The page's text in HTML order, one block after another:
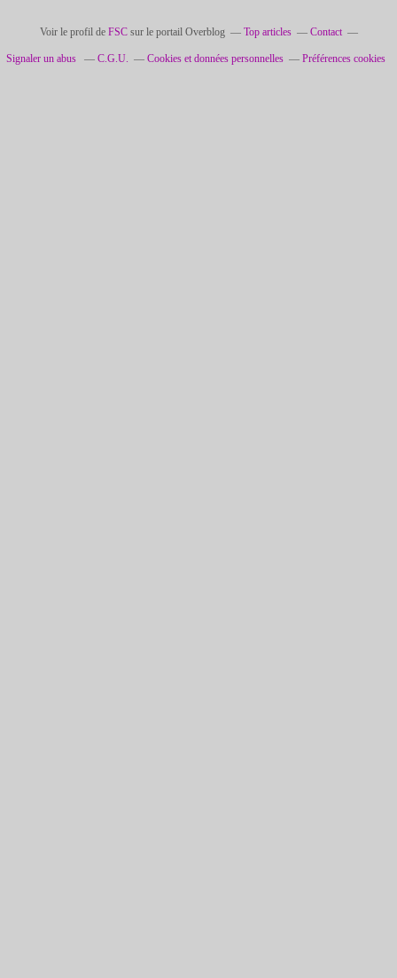
Voir le profil de FSCsur le portail Overblog Top articles Contact
Signaler un abus C.G.U. Cookies et données personnelles Préférences cookies